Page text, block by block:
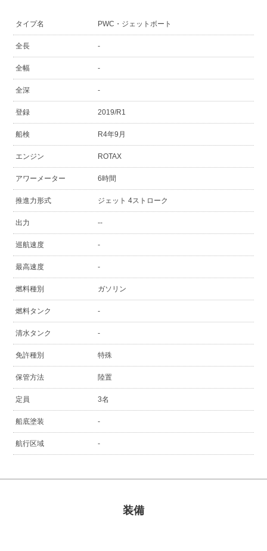
タイプ名 PWC・ジェットボート
全長 -
全幅 -
全深 -
登録 2019/R1
船検 R4年9月
エンジン ROTAX
アワーメーター 6時間
推進力形式 ジェット 4ストローク
出力 --
巡航速度 -
最高速度 -
燃料種別 ガソリン
燃料タンク -
清水タンク -
免許種別 特殊
保管方法 陸置
定員 3名
船底塗装 -
航行区域 -
装備